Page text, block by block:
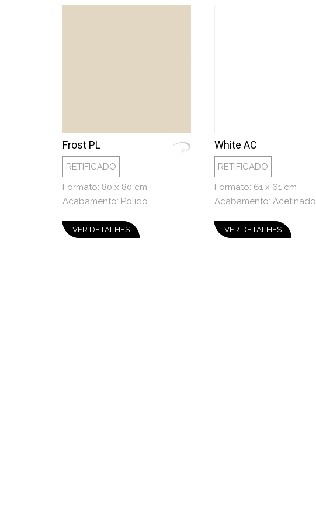
Frost PL
RETIFICADO
Formato: 80 x 80 cm
Acabamento: Polido
VER DETALHES
White AC
RETIFICADO
Formato: 61 x 61 cm
Acabamento: Acetinado
VER DETALHES